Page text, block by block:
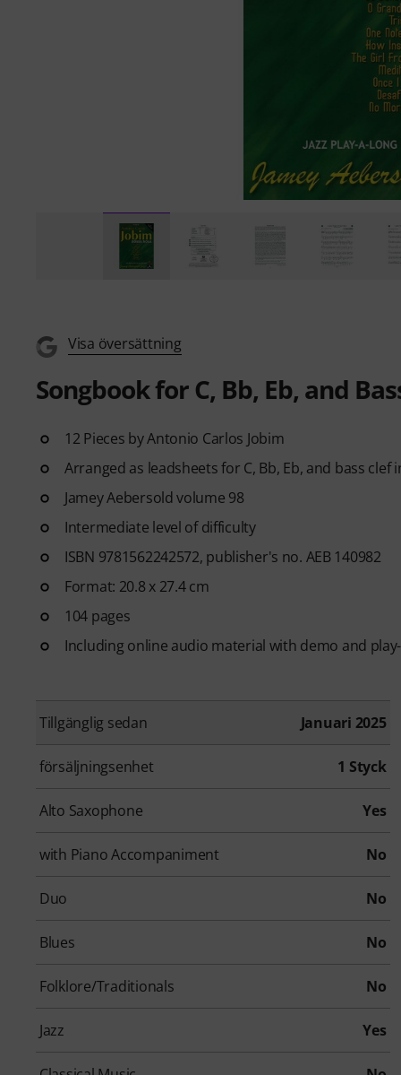
Visa översättning
Songbook for C, Bb, Eb, and
12 Pieces by Antonio Carlos Jobim
Arranged as leadsheets for C, Bb, Eb, and bass clef
Jamey Aebersold volume 98
Intermediate level of difficulty
ISBN 9781562242572, publisher's no. AEB 140982
Format: 20.8 x 27.4 cm
104 pages
Including online audio material with demo and
Tillgänglig sedan Januari 2025
försäljningsenhet 1 Styck
Alto Saxophone Yes
with Piano Accompaniment No
Duo No
Blues No
Folklore/Traditionals No
Jazz Yes